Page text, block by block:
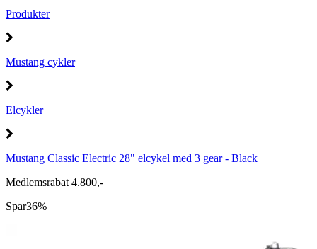
Produkter
Mustang cykler
Elcykler
Mustang Classic Electric 28" elcykel med 3 gear - Black
Medlemsrabat 4.800,-
Spar36%